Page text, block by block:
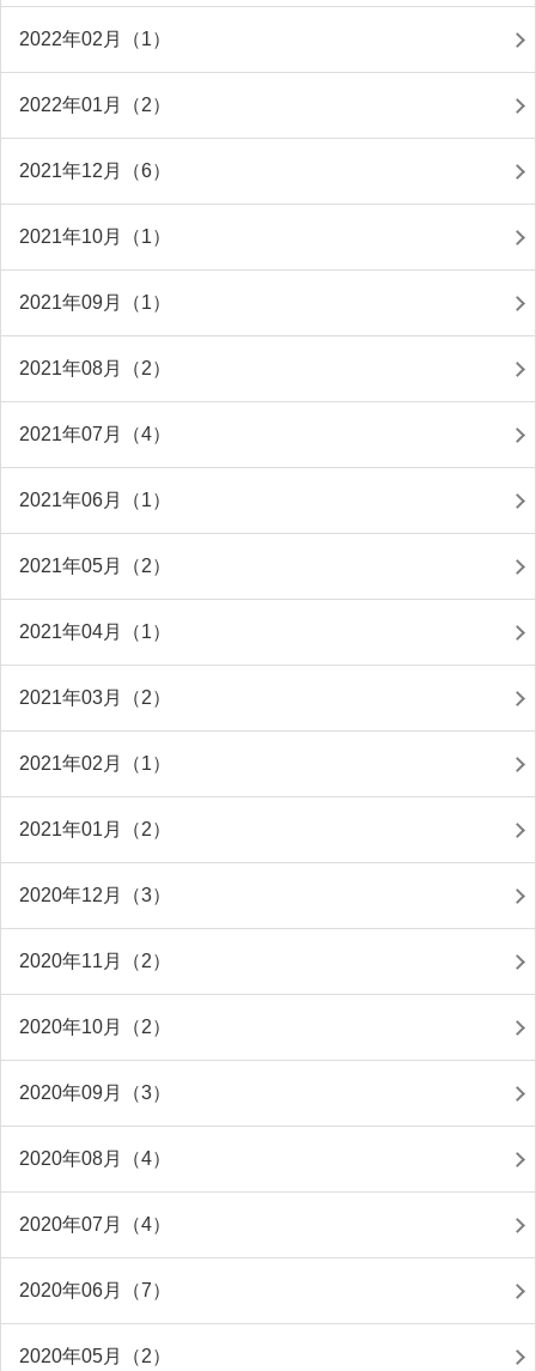
2022年02月（1）
2022年01月（2）
2021年12月（6）
2021年10月（1）
2021年09月（1）
2021年08月（2）
2021年07月（4）
2021年06月（1）
2021年05月（2）
2021年04月（1）
2021年03月（2）
2021年02月（1）
2021年01月（2）
2020年12月（3）
2020年11月（2）
2020年10月（2）
2020年09月（3）
2020年08月（4）
2020年07月（4）
2020年06月（7）
2020年05月（2）